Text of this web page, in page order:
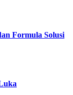
Formula Solusi